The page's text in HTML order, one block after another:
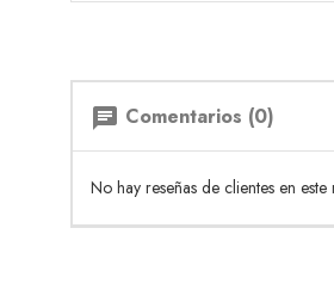
chat Comentarios (0)
No hay reseñas de clientes en este